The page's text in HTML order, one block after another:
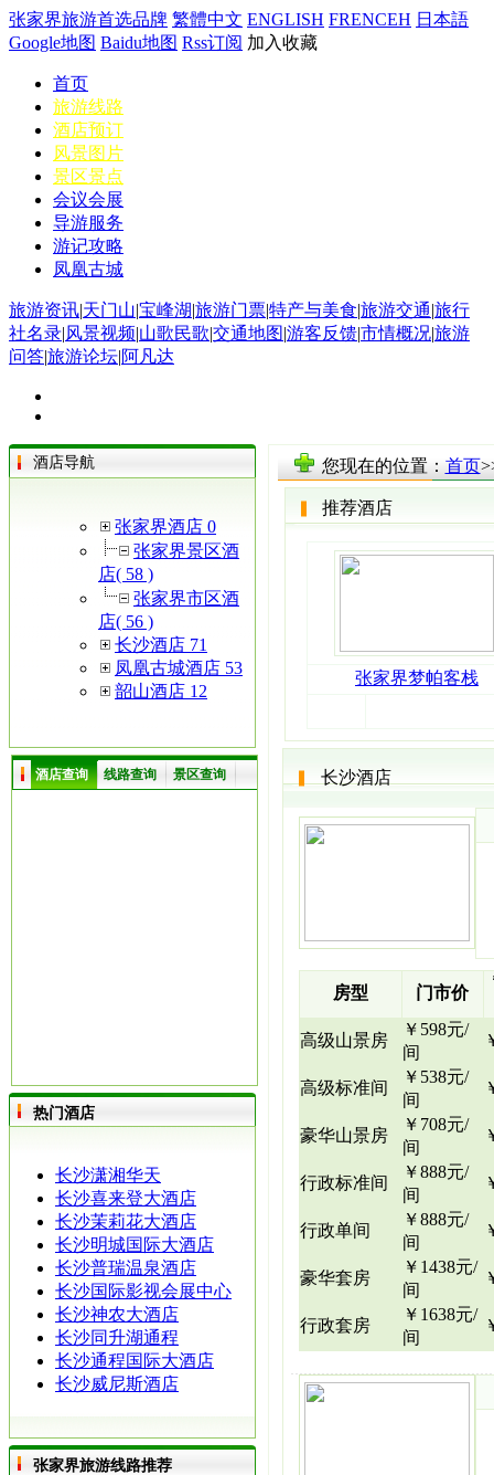
张家界旅游首选品牌 繁體中文 ENGLISH FRENCEH 日本語
Google地图 Baidu地图 Rss订阅 加入收藏
首页
旅游线路
酒店预订
风景图片
景区景点
会议会展
导游服务
游记攻略
凤凰古城
旅游资讯|天门山|宝峰湖|旅游门票|特产与美食|旅游交通|旅行
社名录|风景视频|山歌民歌|交通地图|游客反馈|市情概况|旅游
问答|旅游论坛|阿凡达
酒店导航
张家界酒店 0
张家界景区酒
店( 58 )
张家界市区酒
店( 56 )
长沙酒店 71
凤凰古城酒店 53
韶山酒店 12
酒店查询 线路查询 景区查询
热门酒店
长沙潇湘华天
长沙喜来登大酒店
长沙茉莉花大酒店
长沙明城国际大酒店
长沙普瑞温泉酒店
长沙国际影视会展中心
长沙神农大酒店
长沙同升湖通程
长沙通程国际大酒店
长沙威尼斯酒店
张家界旅游线路推荐
您现在的位置： 首页
推荐酒店
张家界梦帕客栈
长沙酒店
房型 门市价
高级山景房
￥598元/
间
高级标准间
￥538元/
间
豪华山景房
￥708元/
间
行政标准间
￥888元/
间
行政单间
￥888元/
间
豪华套房
￥1438元/
间
行政套房
￥1638元/
间